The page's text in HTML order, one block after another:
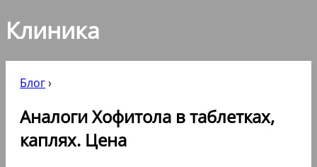
Клиника
Блог›
Аналоги Хофитола в таблетках,
каплях. Цена